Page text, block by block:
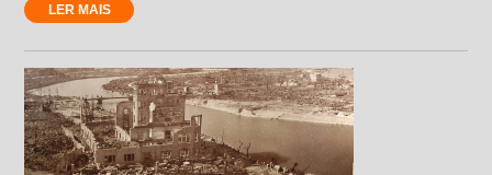
LER MAIS